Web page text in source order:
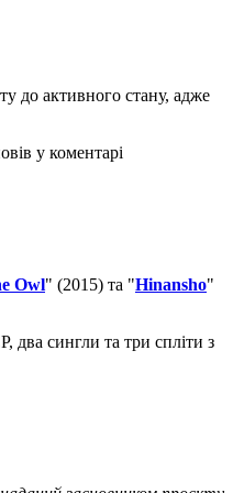
до активного стану, адже
у коментарі
Owl" (2015) та "Hinansho"
два сингли та три спліти з